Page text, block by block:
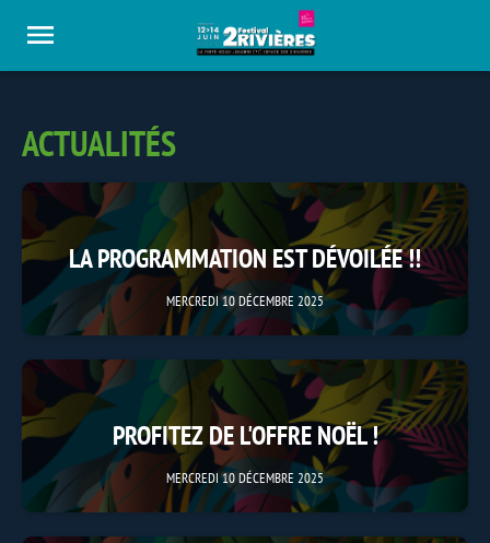
ACTUALITÉS
LA PROGRAMMATION EST DÉVOILÉE !!
MERCREDI 10 DÉCEMBRE 2025
PROFITEZ DE L'OFFRE NOËL !
MERCREDI 10 DÉCEMBRE 2025